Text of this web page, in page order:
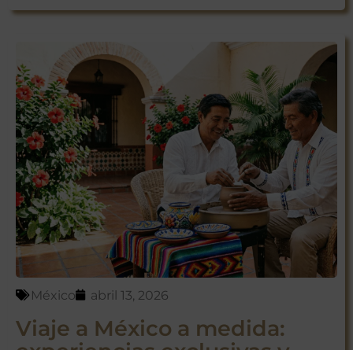
México abril 13, 2026
Viaje a México a medida: